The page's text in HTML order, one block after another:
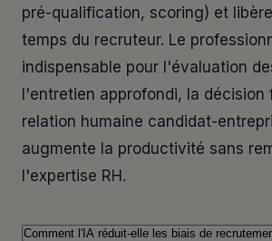
pré-qualification, scoring) et
temps du recruteur. Le
indispensable pour l'évaluation
l'entretien approfondi, la décision
relation humaine candidat-
augmente la productivité sans
l'expertise RH.
Comment l'IA réduit-elle les biais de